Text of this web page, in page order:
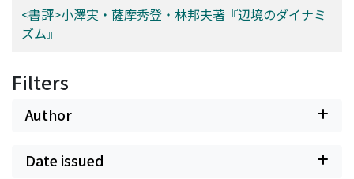
<書評>小澤実・薩摩秀登・林邦夫著『辺境のダイナミ
ズム』
Filters
Author
Date issued